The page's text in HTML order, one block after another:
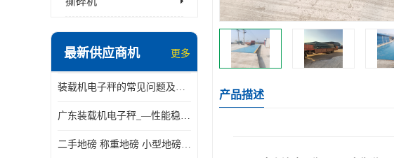
最新供应商机 更多
装载机电子秤的常见问题及解决方法介绍
广东装载机电子秤_—性能稳定—操作简单—品质可靠
二手地磅 称重地磅 小型地磅 一百吨地磅
产品描述